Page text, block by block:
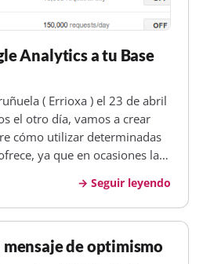
Analytics a tu Base
( Errioxa ) el 23 de abril
el otro día, vamos a crear
cómo utilizar determinadas
ya que en ocasiones la
escasa hasta en inglés. Hoy
Seguir leyendo
de optimismo